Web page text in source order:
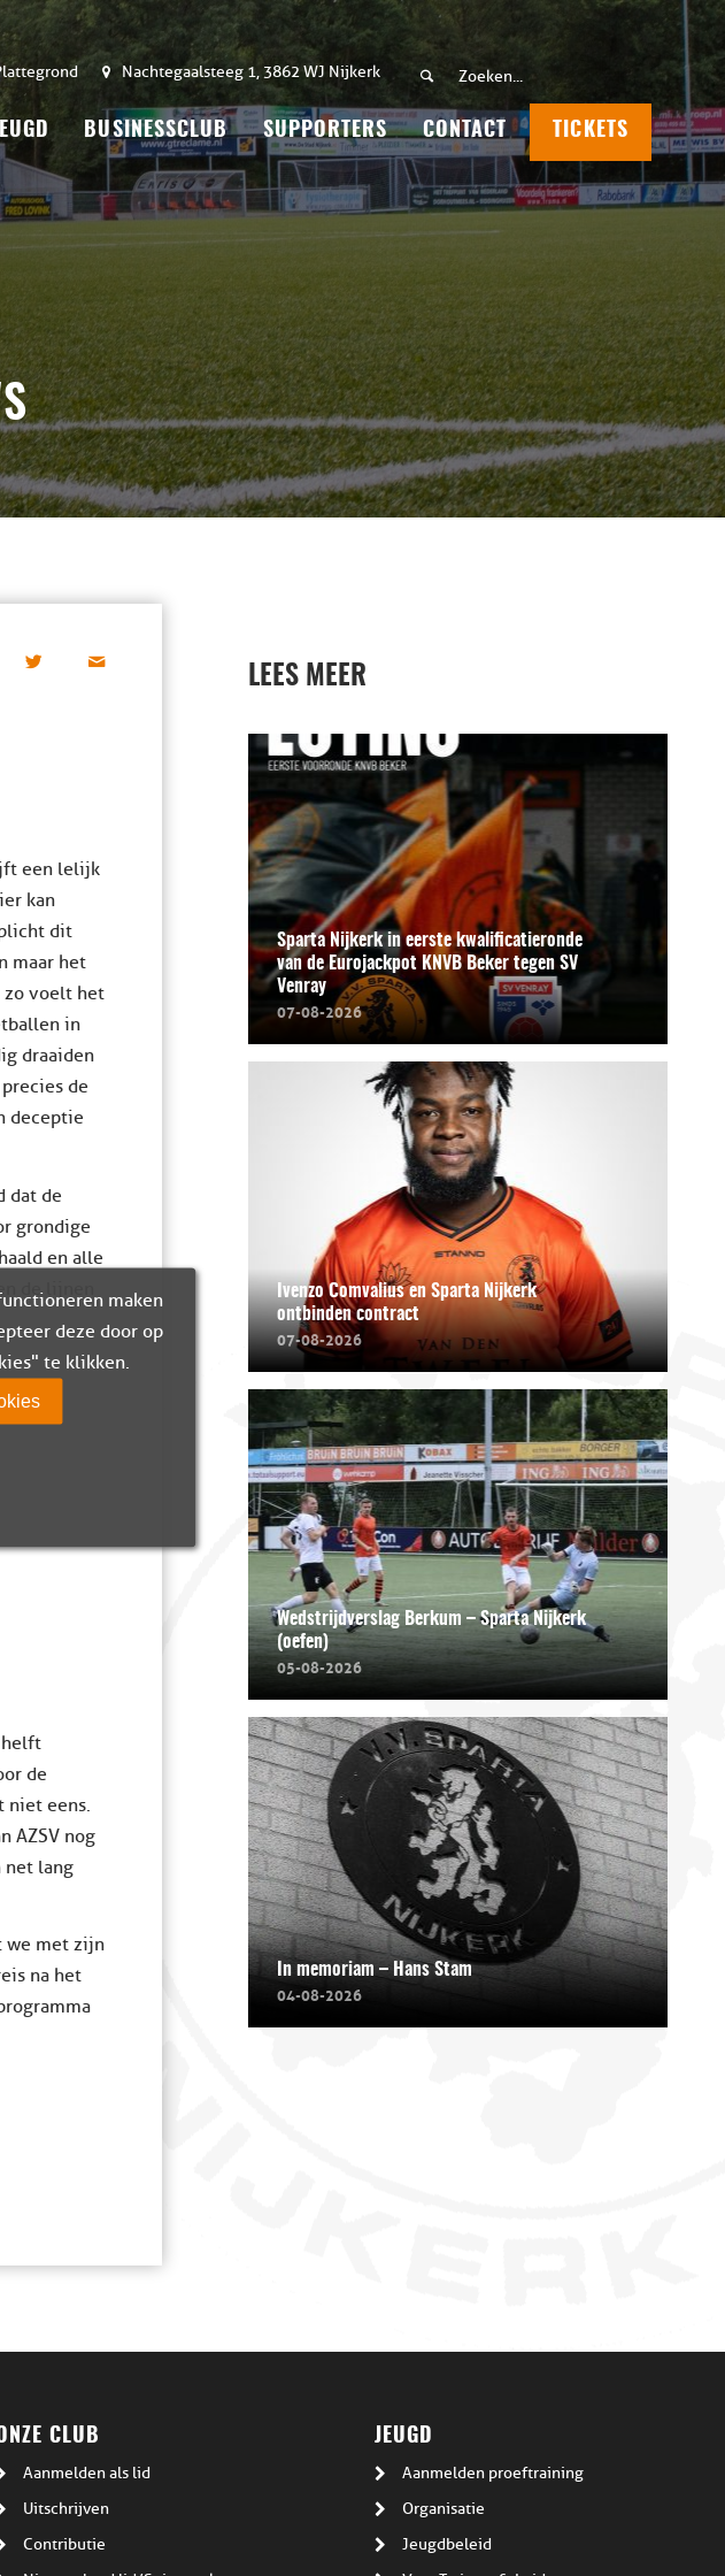
Nachtegaalsteeg 1, 3862 WJ Nijkerk
BUSINESSCLUB SUPPORTERS CONTACT TICKETS
een lelijk
kan
dit
maar het
zo voelt het
in
draaiden
de
deceptie
dat de
grondige
en alle
de lijnen
helft
de
niet eens.
AZSV nog
net lang
we met zijn
na het
LEES MEER
Sparta Nijkerk in eerste kwalificatieronde
van de Eurojackpot KNVB Beker tegen SV
Venray
07-08-2026
Ivenzo Comvalius en Sparta Nijkerk
ontbinden contract
07-08-2026
Wedstrijdverslag Berkum – Sparta Nijkerk
(oefen)
05-08-2026
In memoriam – Hans Stam
04-08-2026
CLUB
Aanmelden als lid
Uitschrijven
Contributie
JEUGD
Aanmelden proeftraining
Organisatie
Jeugdbeleid
maken
deze door op
te klikken.